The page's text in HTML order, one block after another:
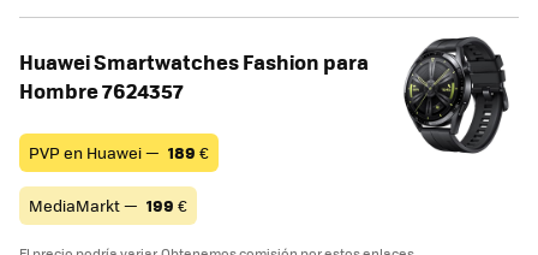
Huawei Smartwatches Fashion para
Hombre 7624357
PVP en Huawei — 189 €
MediaMarkt — 199 €